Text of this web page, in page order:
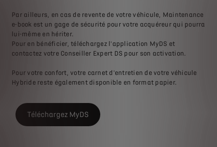
Par ailleurs, en cas de revente de votre véhicule, Maintenance
e-book est un gage de sécurité pour votre acquéreur qui pourra
lui-même en hériter.
Pour en bénéficier, téléchargez l'application MyDS et
contactez votre Conseiller Expert DS pour son activation.
Pour votre confort, votre carnet d'entretien de votre véhicule
Hybride reste également disponible en format papier.
Téléchargez MyDS